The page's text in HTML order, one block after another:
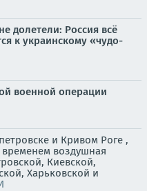
долетели: Россия всё
к украинскому «чудо-
военной операции
и Кривом Роге ,
воздушная
Киевской,
Харьковской и